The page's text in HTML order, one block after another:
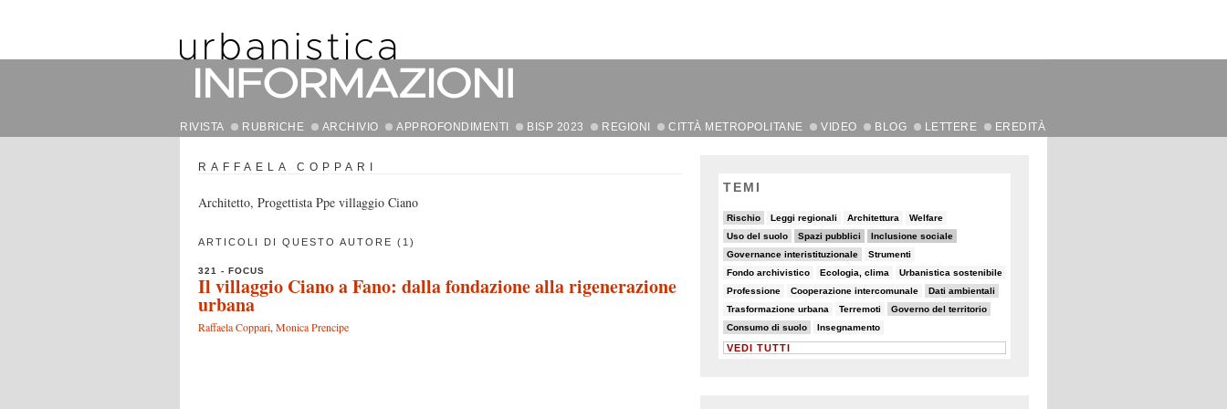
RIVISTA RUBRICHE ARCHIVIO APPROFONDIMENTI BISP 2023 REGIONI CITTÀ METROPOLITANE VIDEO BLOG LETTERE EREDITÀ
RAFFAELA COPPARI
Architetto, Progettista Ppe villaggio Ciano
ARTICOLI DI QUESTO AUTORE (1)
321 - FOCUS
Il villaggio Ciano a Fano: dalla fondazione alla rigenerazione
urbana
Raffaela Coppari, Monica Prencipe
TEMI
Rischio
19/90 Leggi regionali
5/90 Architettura
7/90 Welfare
5/90
Uso del suolo
10/90 Spazi pubblici
32/90 Inclusione sociale
29/90
Governance interistituzionale
14/90 Strumenti
6/90
Fondo archivistico
7/90 Ecologia, clima
6/90 Urbanistica sostenibile
6/90
Professione
7/90 Cooperazione intercomunale
7/90 Dati ambientali
10/90
Trasformazione urbana
8/90 Terremoti
8/90 Governo del territorio
26/90
Consumo di suolo
21/90 Insegnamento
5/90
VEDI TUTTI